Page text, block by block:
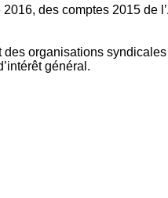
des comptes 2015 de
organisations
général.